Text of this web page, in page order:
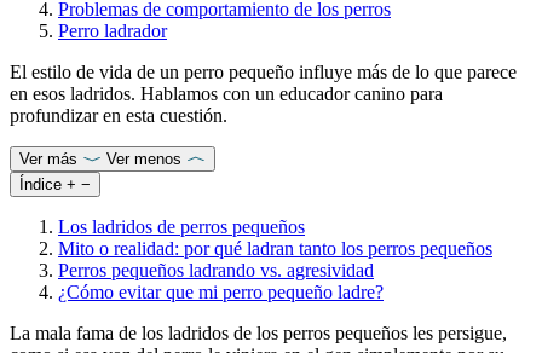
Problemas de comportamiento de los perros
Perro ladrador
El estilo de vida de un perro pequeño influye más de lo que parece
en esos ladridos. Hablamos con un educador canino para
profundizar en esta cuestión.
Ver más
Ver menos
Índice + −
Los ladridos de perros pequeños
Mito o realidad: por qué ladran tanto los perros pequeños
Perros pequeños ladrando vs. agresividad
¿Cómo evitar que mi perro pequeño ladre?
La mala fama de los ladridos de los perros pequeños les persigue,